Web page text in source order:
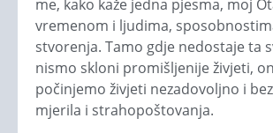
me, kako kaže jedna pjesma, moj
vremenom i ljudima,
stvorenja. Tamo gdje nedostaje ta
nismo skloni promišljenije živjeti,
počinjemo živjeti nezadovoljno i
mjerila i strahopoštovanja.